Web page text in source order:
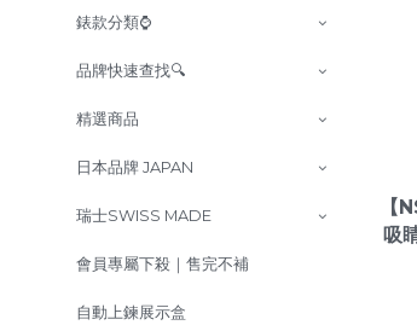
錶款分類⌚
品牌快速查找🔍
精選商品
日本品牌 JAPAN
瑞士SWISS MADE
會員專屬下殺｜售完不補
自動上鍊展示盒
【
吸